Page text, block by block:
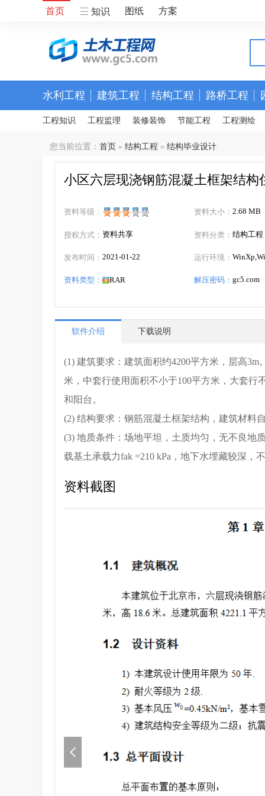
首页 知识 图纸 方案
水利工程 建筑工程 结构工程 路桥工程
工程知识 工程监理 装修装饰 节能工程 工程测绘
您当前位置： 首页 » 结构工程 » 结构毕业设计
小区六层现浇钢筋混凝土框架结构
资料等级：
授权方式： 资料共享
发布时间： 2021-01-22
资料类型： RAR
资料大小： 2.68 MB
资料分类： 结构工程
运行环境：
解压密码： gc5.com
软件介绍 下载说明
(1) 建筑要求：建筑面积约4200平方米，层高
米，中套行使用面积不小于100平方米，大套行
和阳台。
(2) 结构要求：钢筋混凝土框架结构，建筑材料
(3) 地质条件：场地平坦，土质均匀，无不良地
载基土承载力fak =210 kPa，地下水埋藏较深，
资料截图